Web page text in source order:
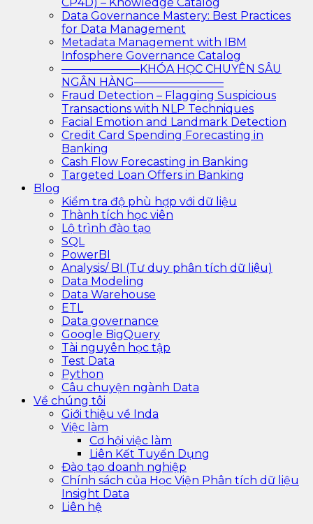
Data Governance Mastery: Best Practices
for Data Management
Metadata Management with IBM
Infosphere Governance Catalog
———————KHÓA HỌC CHUYÊN SÂU
NGÂN HÀNG————————
Fraud Detection – Flagging Suspicious
Transactions with NLP Techniques
Facial Emotion and Landmark Detection
Credit Card Spending Forecasting in
Banking
Cash Flow Forecasting in Banking
Targeted Loan Offers in Banking
Blog
Kiểm tra độ phù hợp với dữ liệu
Thành tích học viên
Lộ trình đào tạo
SQL
PowerBI
Analysis/ BI (Tư duy phân tích dữ liệu)
Data Modeling
Data Warehouse
ETL
Data governance
Google BigQuery
Tài nguyên học tập
Test Data
Python
Câu chuyện ngành Data
Về chúng tôi
Giới thiệu về Inda
Việc làm
Cơ hội việc làm
Liên Kết Tuyển Dụng
Đào tạo doanh nghiệp
Chính sách của Học Viện Phân tích dữ liệu
Insight Data
Liên hệ